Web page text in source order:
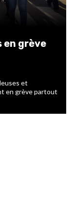
en grève
et
en grève partout